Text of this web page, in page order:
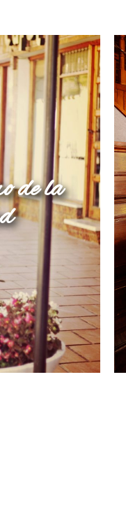
de la